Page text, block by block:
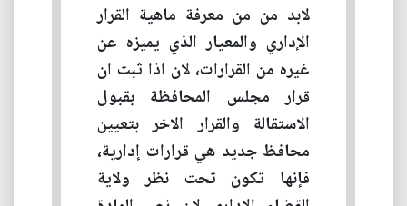
لابد من من معرفة ماهية القرار
الإداري والمعيار الذي يميزه عن
غيره من القرارات، لان اذا ثبت ان
قرار مجلس المحافظة بقبول
الاستقالة والقرار الاخر بتعيين
محافظ جديد هي قرارات إدارية،
فإنها تكون تحت نظر ولاية